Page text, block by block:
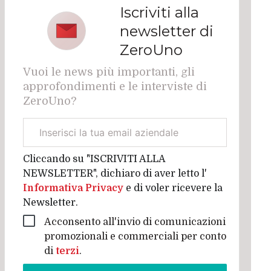
Iscriviti alla
newsletter di
ZeroUno
Vuoi le news più importanti, gli
approfondimenti e le interviste di
ZeroUno?
aziendale
Cliccando su "ISCRIVITI ALLA
NEWSLETTER", dichiaro di aver letto l'
Informativa Privacy e di voler ricevere la
Newsletter.
Acconsento all'invio di comunicazioni
promozionali e commerciali per conto
diterzi.